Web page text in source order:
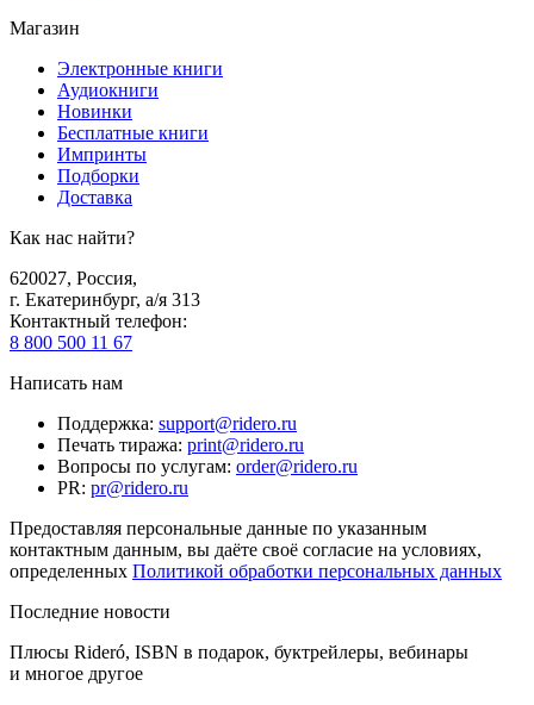
Магазин
Электронные книги
Аудиокниги
Новинки
Бесплатные книги
Импринты
Подборки
Доставка
Как нас найти?
620027, Россия,
г. Екатеринбург, а/я 313
Контактный телефон:
8 800 500 11 67
Написать нам
Поддержка: support@ridero.ru
Печать тиража: print@ridero.ru
Вопросы по услугам: order@ridero.ru
PR: pr@ridero.ru
Предоставляя персональные данные по указанным
контактным данным, вы даёте своё согласие на условиях,
определенных Политикой обработки персональных данных
Последние новости
Плюсы Rideró, ISBN в подарок, буктрейлеры, вебинары
и многое другое